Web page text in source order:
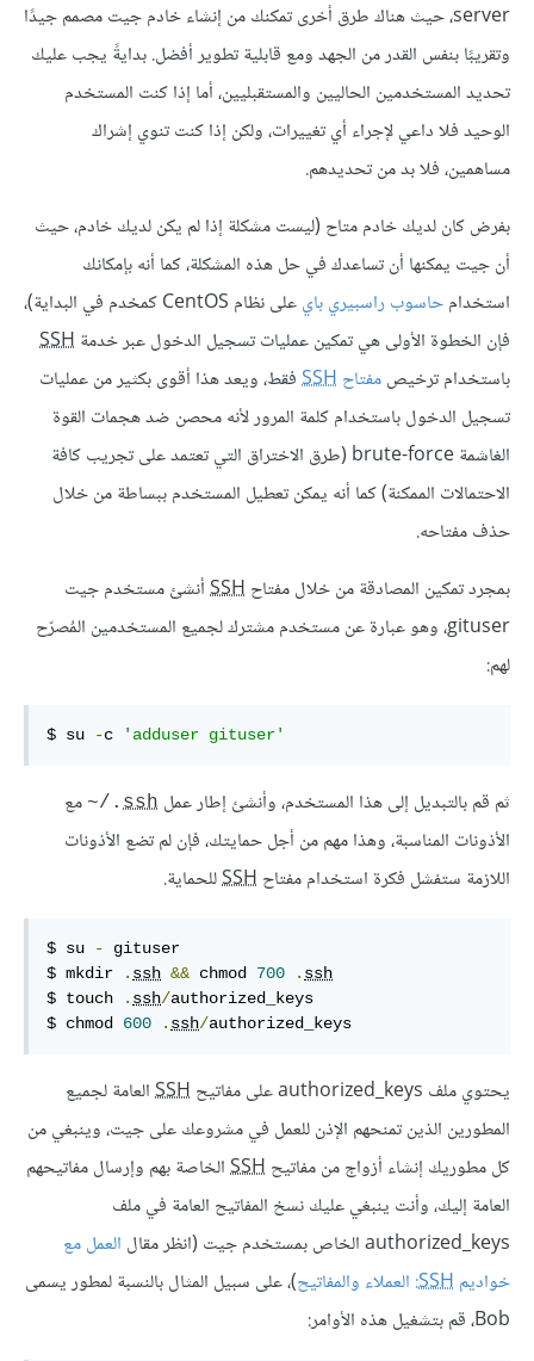
server، حيث هناك طرق أخرى تمكنك من إنشاء خادم جيت مصمم جيدًا
وتقريبًا بنفس القدر من الجهد ومع قابلية تطوير أفضل. بدايةً يجب عليك
تحديد المستخدمين الحاليين والمستقبليين، أما إذا كنت المستخدم
الوحيد فلا داعي لإجراء أي تغييرات، ولكن إذا كنت تنوي إشراك
مساهمين، فلا بد من تحديدهم.
بفرض كان لديك خادم متاح (ليست مشكلة إذا لم يكن لديك خادم، حيث
أن جيت يمكنها أن تساعدك في حل هذه المشكلة، كما أنه بإمكانك
استخدامحاسوب راسبيري باي
على نظام CentOS كمخدم في البداية)،
فإن الخطوة الأولى هي تمكين عمليات تسجيل الدخول عبر خدمة SSH
باستخدام ترخيصمفتاح SSHفقط، ويعد هذا أقوى بكثير من عمليات
تسجيل الدخول باستخدام كلمة المرور لأنه محصن ضد هجمات القوة
الغاشمة brute-force (طرق الاختراق التي تعتمد على تجريب كافة
الاحتمالات الممكنة) كما أنه يمكن تعطيل المستخدم ببساطة من خلال
حذف مفتاحه.
بمجرد تمكين المصادقة من خلال مفتاح SSHأنشئ مستخدم جيت
gituser، وهو عبارة عن مستخدم مشترك لجميع المستخدمين المُصرّح
لهم:
$ su -c 'adduser gituser'
ثم قم بالتبديل إلى هذا المستخدم، وأنشئ إطار عمل ‎~/. ssh
مع
الأذونات المناسبة، وهذا مهم من أجل حمايتك، فإن لم تضع الأذونات
اللازمة ستفشل فكرة استخدام مفتاح SSHللحماية.
$ su - gituser
$ mkdir
. ssh && chmod 700 . ssh
$ touch
. ssh/authorized_keys
$ chmod 600 . ssh/authorized_keys
يحتوي ملف authorized_keys على مفاتيح SSHالعامة لجميع
المطورين الذين تمنحهم الإذن للعمل في مشروعك على جيت، وينبغي من
كل مطوريك إنشاء أزواج من مفاتيح SSHالخاصة بهم وإرسال مفاتيحهم
العامة إليك، وأنت ينبغي عليك نسخ المفاتيح العامة في ملف
authorized_keys الخاص بمستخدم جيت (انظر مقال
العمل مع
خواديم SSH: العملاء والمفاتيح)، على سبيل المثال بالنسبة لمطور يسمى
Bob، قم بتشغيل هذه الأوامر: